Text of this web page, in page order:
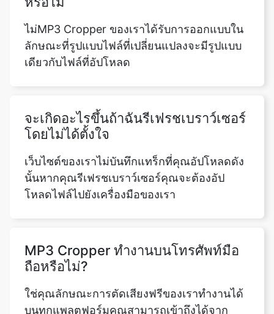
เดียวกับไฟล์ที่อัปโหลด
จะเกิดอะไรขึ้นถ้าฉันรีเฟรชเบราว์เซอร์
เว็บไซต์ของเราไม่บันทึกแทร็กที่คุณอัปโหลดดัง
นั้นหากคุณรีเฟรชเบราว์เซอร์คุณจะต้องอัป
โหลดไฟล์ไปยังเครื่องมือของเรา
MP3 Cropper ทำงานบนโทรศัพท์มือ
บนทุกแพลตฟอร์มคุณสามารถเข้าถึงได้จาก
โทรศัพท์มือถือของคุณเพียงเลือกไฟล์เสียงที่คุณ
ต้องการตัดจากที่เก็บข้อมูลโทรศัพท์หรือการ์ด
SD และเก็บหรือถอดชิ้นส่วนตามความต้องการ